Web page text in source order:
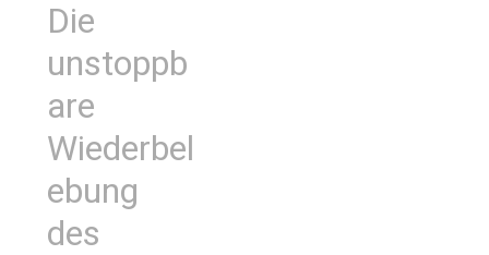
Die
unstoppb
are
Wiederbel
ebung
des